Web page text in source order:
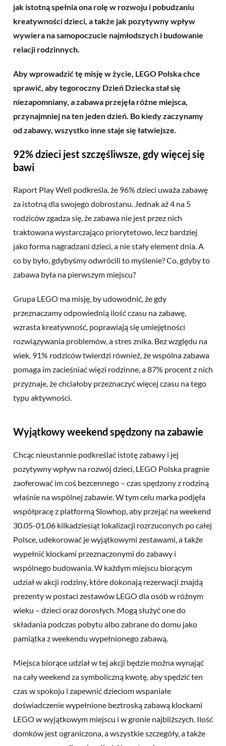
jak istotną spełnia ona rolę w rozwoju i pobudzaniu
kreatywności dzieci, a także jak pozytywny wpływ
wywiera na samopoczucie najmłodszych i budowanie
relacji rodzinnych.
Aby wprowadzić tę misję w życie, LEGO Polska chce
sprawić, aby tegoroczny Dzień Dziecka stał się
niezapomniany, a zabawa przejęła różne miejsca,
przynajmniej na ten jeden dzień. Bo kiedy zaczynamy
od zabawy, wszystko inne staje się łatwiejsze.
92% dzieci jest szczęśliwsze, gdy więcej się
bawi
Raport Play Well podkreśla, że 96% dzieci uważa zabawę
za istotną dla swojego dobrostanu. Jednak aż 4 na 5
rodziców zgadza się, że zabawa nie jest przez nich
traktowana wystarczająco priorytetowo, lecz bardziej
jako forma nagradzani dzieci, a nie stały element dnia. A
co by było, gdybyśmy odwrócili to myślenie? Co, gdyby to
zabawa była na pierwszym miejscu?
Grupa LEGO ma misję, by udowodnić, że gdy
przeznaczamy odpowiednią ilość czasu na zabawę,
wzrasta kreatywność, poprawiają się umiejętności
rozwiązywania problemów, a stres znika. Bez względu na
wiek. 91% rodziców twierdzi również, że wspólna zabawa
pomaga im zacieśniać więzi rodzinne, a 87% procent z nich
przyznaje, że chciałoby przeznaczyć więcej czasu na tego
typu aktywności.
Wyjątkowy weekend spędzony na zabawie
Chcąc nieustannie podkreślać istotę zabawy i jej
pozytywny wpływ na rozwój dzieci, LEGO Polska pragnie
zaoferować im coś bezcennego – czas spędzony z rodziną
właśnie na wspólnej zabawie. W tym celu marka podjęła
współpracę z platformą Slowhop, aby przejąć na weekend
30.05-01.06 kilkadziesiąt lokalizacji rozrzuconych po całej
Polsce, udekorować je wyjątkowymi zestawami, a także
wypełnić klockami przeznaczonymi do zabawy i
wspólnego budowania. W każdym miejscu biorącym
udział w akcji rodziny, które dokonają rezerwacji znajdą
prezenty w postaci zestawów LEGO dla osób w różnym
wieku – dzieci oraz dorosłych. Mogą służyć one do
składania podczas pobytu albo zabrane do domu jako
pamiątka z weekendu wypełnionego zabawą.
Miejsca biorące udział w tej akcji będzie można wynająć
na cały weekend za symboliczną kwotę, aby spędzić ten
czas w spokoju i zapewnić dzieciom wspaniałe
doświadczenie wypełnione beztroską zabawą klockami
LEGO w wyjątkowym miejscu i w gronie najbliższych. Ilość
domków jest ograniczona, a wszystkie szczegóły, a także